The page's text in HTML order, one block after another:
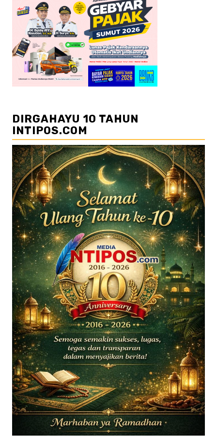
DIRGAHAYU 10 TAHUN
INTIPOS.COM